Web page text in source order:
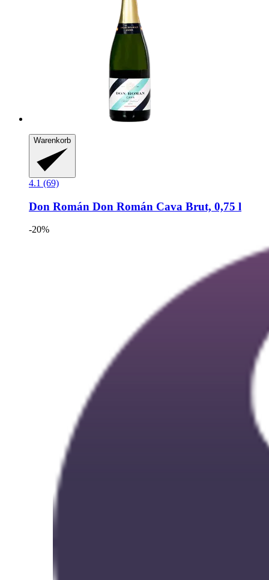
Warenkorb
4.1 (69)
Don Román Don Román Cava Brut, 0,75 l
-20%